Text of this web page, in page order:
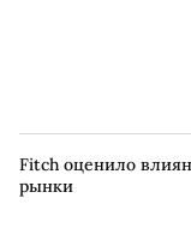
Fitch оценило
рынки